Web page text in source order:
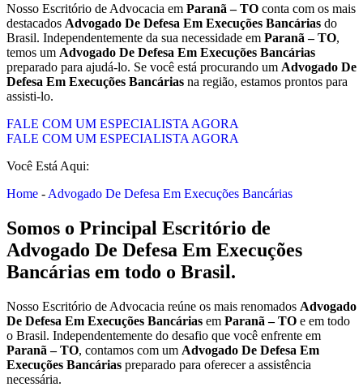
Nosso Escritório de Advocacia em Paranã – TO conta com os mais
destacados Advogado De Defesa Em Execuções Bancárias do
Brasil. Independentemente da sua necessidade em Paranã – TO,
temos um Advogado De Defesa Em Execuções Bancárias
preparado para ajudá-lo. Se você está procurando um Advogado De
Defesa Em Execuções Bancárias na região, estamos prontos para
assisti-lo.
FALE COM UM ESPECIALISTA AGORA
FALE COM UM ESPECIALISTA AGORA
Você Está Aqui:
Home - Advogado De Defesa Em Execuções Bancárias
Somos o Principal Escritório de
Advogado De Defesa Em Execuções
Bancárias em todo o Brasil.
Nosso Escritório de Advocacia reúne os mais renomados Advogado
De Defesa Em Execuções Bancárias em Paranã – TO e em todo
o Brasil. Independentemente do desafio que você enfrente em
Paranã – TO, contamos com um Advogado De Defesa Em
Execuções Bancárias preparado para oferecer a assistência
necessária.